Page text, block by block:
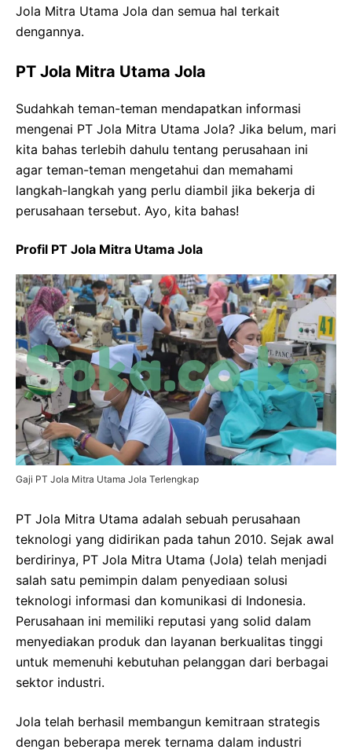
Jola Mitra Utama Jola dan semua hal terkait
dengannya.
PT Jola Mitra Utama Jola
Sudahkah teman-teman mendapatkan informasi
mengenai PT Jola Mitra Utama Jola? Jika belum, mari
kita bahas terlebih dahulu tentang perusahaan ini
agar teman-teman mengetahui dan memahami
langkah-langkah yang perlu diambil jika bekerja di
perusahaan tersebut. Ayo, kita bahas!
Profil PT Jola Mitra Utama Jola
Gaji PT Jola Mitra Utama Jola Terlengkap
PT Jola Mitra Utama adalah sebuah perusahaan
teknologi yang didirikan pada tahun 2010. Sejak awal
berdirinya, PT Jola Mitra Utama (Jola) telah menjadi
salah satu pemimpin dalam penyediaan solusi
teknologi informasi dan komunikasi di Indonesia.
Perusahaan ini memiliki reputasi yang solid dalam
menyediakan produk dan layanan berkualitas tinggi
untuk memenuhi kebutuhan pelanggan dari berbagai
sektor industri.
Jola telah berhasil membangun kemitraan strategis
dengan beberapa merek ternama dalam industri